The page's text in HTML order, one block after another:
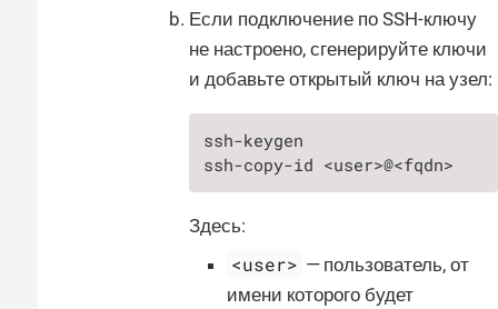
Если подключение по SSH-ключу
не настроено, сгенерируйте ключи
и добавьте открытый ключ на узел:
ssh-keygen
ssh-copy-id <user>@<fqdn>
Здесь:
<user> — пользователь, от
имени которого будет